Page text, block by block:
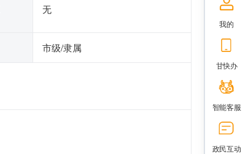
无
市级/隶属
我的
甘快办
智能客服
政民互动